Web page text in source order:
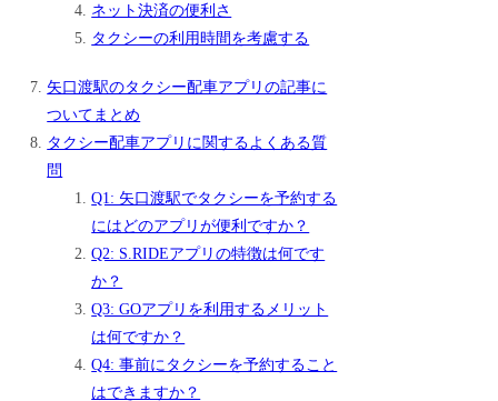
ネット決済の便利さ
タクシーの利用時間を考慮する
矢口渡駅のタクシー配車アプリの記事に
ついてまとめ
タクシー配車アプリに関するよくある質
問
Q1: 矢口渡駅でタクシーを予約する
にはどのアプリが便利ですか？
Q2: S.RIDEアプリの特徴は何です
か？
Q3: GOアプリを利用するメリット
は何ですか？
Q4: 事前にタクシーを予約すること
はできますか？